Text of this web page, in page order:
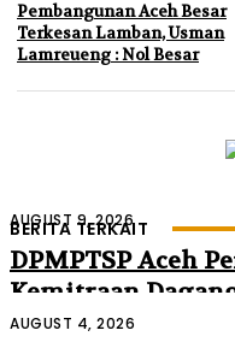
Pembangunan Aceh Besar
Terkesan Lamban, Usman
Lamreueng : Nol Besar
BERITA TERKAIT
AUGUST 9, 2026
DPMPTSP Aceh
Kemitraan
dan Malaysia
AUGUST 4, 2026